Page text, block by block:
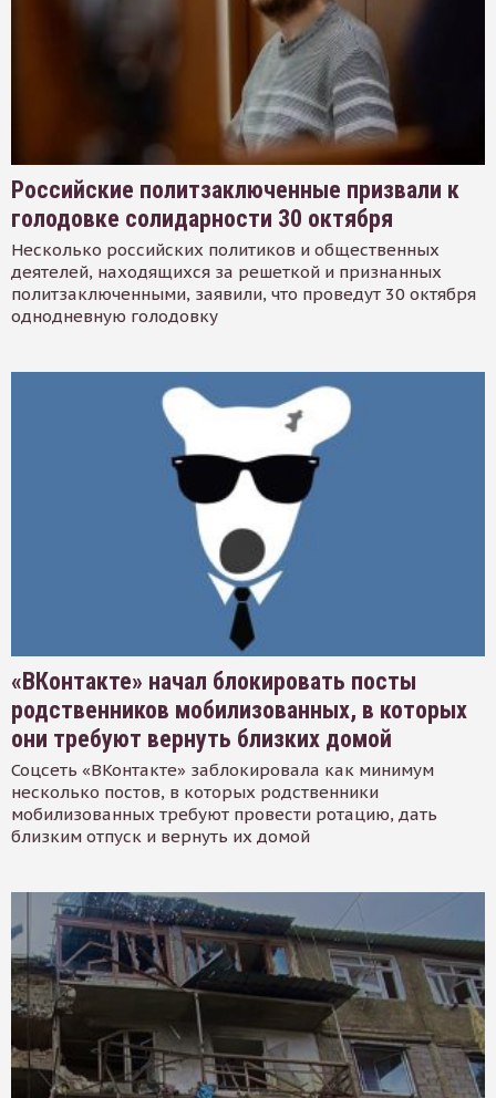
Российские политзаключенные призвали к
голодовке солидарности 30 октября
Несколько российских политиков и общественных
деятелей, находящихся за решеткой и признанных
политзаключенными, заявили, что проведут 30 октября
однодневную голодовку
«ВКонтакте» начал блокировать посты
родственников мобилизованных, в которых
они требуют вернуть близких домой
Соцсеть «ВКонтакте» заблокировала как минимум
несколько постов, в которых родственники
мобилизованных требуют провести ротацию, дать
близким отпуск и вернуть их домой